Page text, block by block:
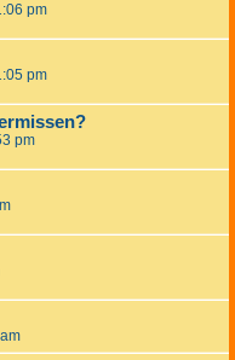
pm
pm
pm